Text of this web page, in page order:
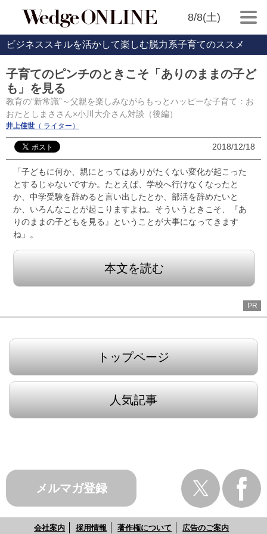
8/8(土)
ビジネススキルを活かして楽しむ脱力系子育てのススメ
子育てのピンチのときこそ「ありのままの子ど
も」を見る
教育の“新常識”～父親を楽しみながらもっとハッピーな子育て：お
おたとしまささん×小川大介さん対談（後編）
井上佳世 （ ライター）
2018/12/18
「子どもに何か、親にとってはありがたくない変化が起こった
とするじゃないですか。たとえば、学校へ行けなくなったと
か、中学受験を辞めると言い出したとか、部活を辞めたいと
か、いろんなことが起こりますよね。そういうときこそ、『あ
りのままの子どもを見る』ということが大事になってきます
ね」。
本文を読む
PR
トップページ
人気記事
メルマガ登録
会社案内 採用情報 著作権について 広告のご案内